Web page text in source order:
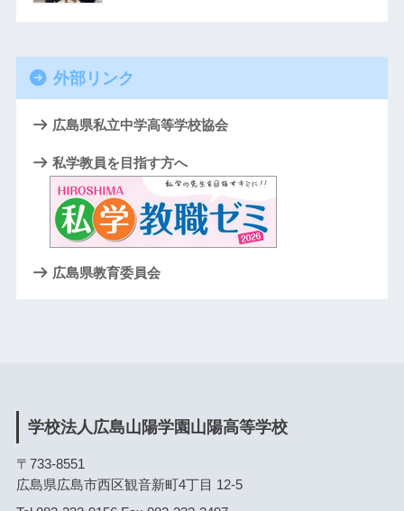
外部リンク
広島県私立中学高等学校協会
私学教員を目指す方へ
広島県教育委員会
学校法人広島山陽学園山陽高等学校
〒733-8551
広島県広島市西区観音新町4丁目 12-5